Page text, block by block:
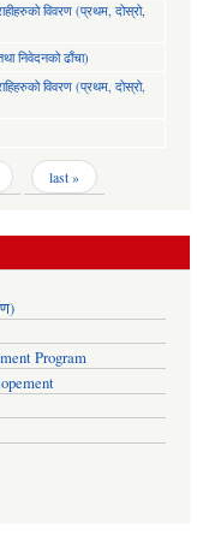
विवरण (प्रथम, दोस्रो,
निवेदनको ढाँचा)
विवरण (प्रथम, दोस्रो,
last »
Program